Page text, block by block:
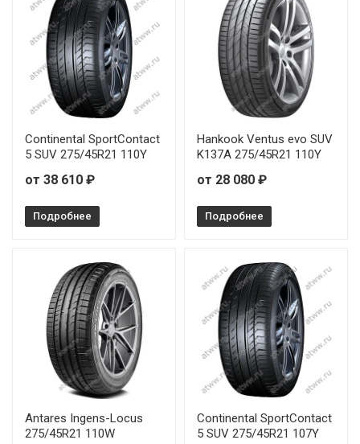
Sonix XSPORT S8 225/55R19 103W
Sonix XSPORT S8 235/35R20 92Y
Sonix XSPORT S8 235/45R17 97W
Sonix XSPORT S8 235/55R18 104W
Sonix XSPORT S8 245/35R19 93Y
Sonix XSPORT S8 245/35R20 95Y
Sonix XSPORT S8 245/50R18 104W
Sonix XSPORT S8 255/40R18 99W
Sonix XSPORT S8 265/45R20 108W
Sonix XSPORT S8 275/30R20 97Y
Sonix XSPORT S8 275/30R21 98Y
Continental SportContact
5 SUV 275/45R21 110Y
от 38 610 ₽
Подробнее
Hankook Ventus evo SUV
K137A 275/45R21 110Y
от 28 080 ₽
Подробнее
Antares Ingens-Locus
275/45R21 110W
Continental SportContact
5 SUV 275/45R21 107Y